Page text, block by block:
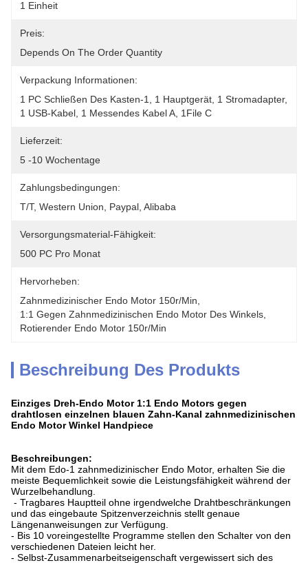
1 Einheit
Preis:
Depends On The Order Quantity
Verpackung Informationen:
1 PC Schließen Des Kasten-1, 1 Hauptgerät, 1 Stromadapter,
1 USB-Kabel, 1 Messendes Kabel A, 1File C
Lieferzeit:
5 -10 Wochentage
Zahlungsbedingungen:
T/T, Western Union, Paypal, Alibaba
Versorgungsmaterial-Fähigkeit:
500 PC Pro Monat
Hervorheben:
Zahnmedizinischer Endo Motor 150r/min
1:1 Gegen Zahnmedizinischen Endo Motor Des Winkels
Rotierender Endo Motor 150r/min
Beschreibung Des Produkts
Einziges Dreh-Endo Motor 1:1 Endo Motors gegen
drahtlosen einzelnen blauen Zahn-Kanal zahnmedizinischen
Endo Motor Winkel Handpiece
Beschreibungen:
Mit dem Edo-1 zahnmedizinischer Endo Motor, erhalten Sie die
meiste Bequemlichkeit sowie die Leistungsfähigkeit während der
Wurzelbehandlung.
- Tragbares Hauptteil ohne irgendwelche Drahtbeschränkungen
und das eingebaute Spitzenverzeichnis stellt genaue
Längenanweisungen zur Verfügung.
- Bis 10 voreingestellte Programme stellen den Schalter von den
verschiedenen Dateien leicht her.
- Selbst-Zusammenarbeitseigenschaft vergewissert sich des